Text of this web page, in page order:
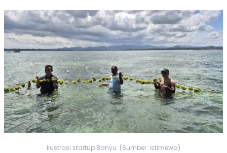
Ilustrasi startup Banyu. (Sumber: istimewa)